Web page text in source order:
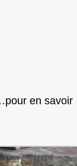
en savoir